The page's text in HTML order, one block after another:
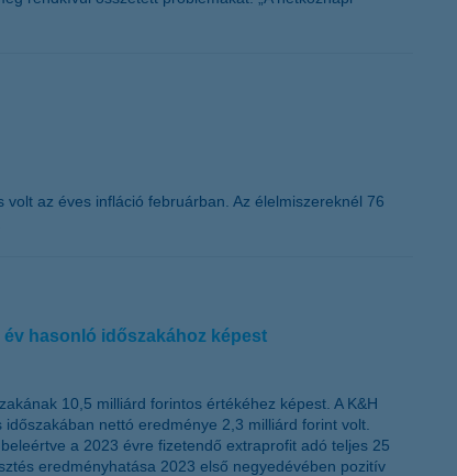
az éves infláció februárban. Az élelmiszereknél 76
év hasonló időszakához képest
10,5 milliárd forintos értékéhez képest. A K&H
nettó eredménye 2,3 milliárd forint volt.
a 2023 évre fizetendő extraprofit adó teljes 25
eredményhatása 2023 első negyedévében pozitív